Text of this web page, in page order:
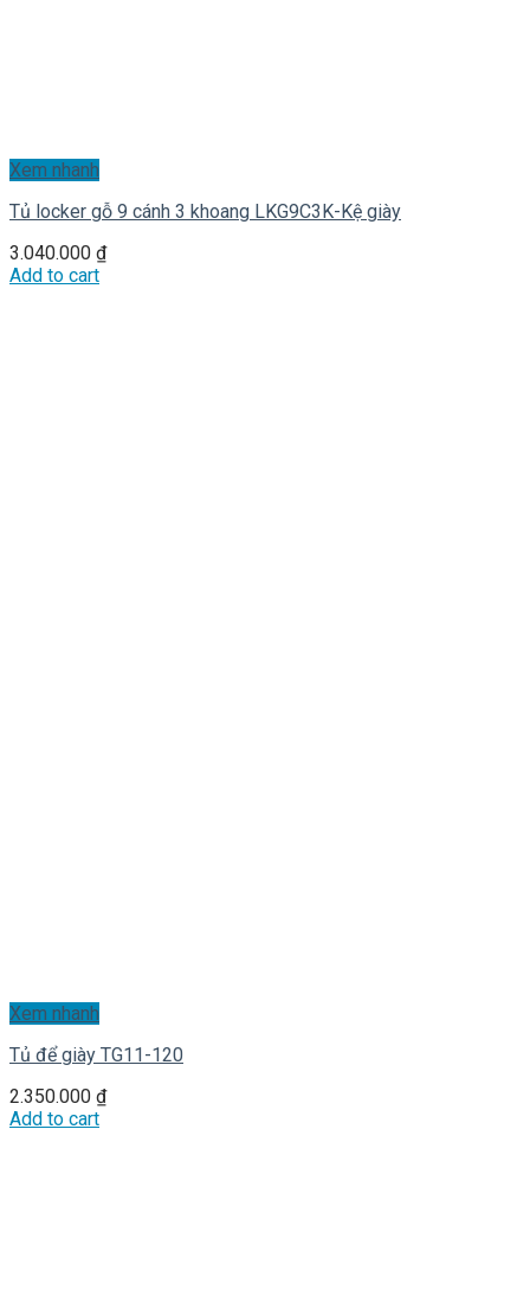
Xem nhanh
Tủ locker gỗ 9 cánh 3 khoang LKG9C3K-Kệ giày
3.040.000 ₫
Add to cart
Xem nhanh
Tủ để giày TG11-120
2.350.000 ₫
Add to cart